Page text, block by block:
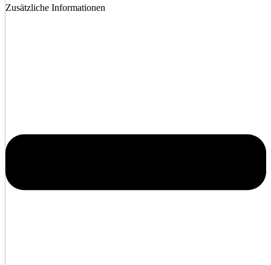
Zusätzliche Informationen